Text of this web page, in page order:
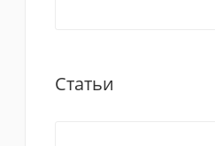
Статьи